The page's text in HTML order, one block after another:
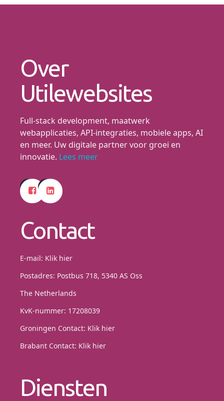
Over
Utilewebsites
Full-stack development, maatwerk
webapplicaties, API-integraties, mobiele apps, AI
en meer. Uw digitale partner voor groei en
innovatie. Lees meer
Contact
E-mail: Klik hier
Postadres: Postbus 718, 5340 AS Oss
The Netherlands
KvK-nummer: 17208039
Groningen Contact: Klik hier
Brabant Contact: Klik hier
Diensten